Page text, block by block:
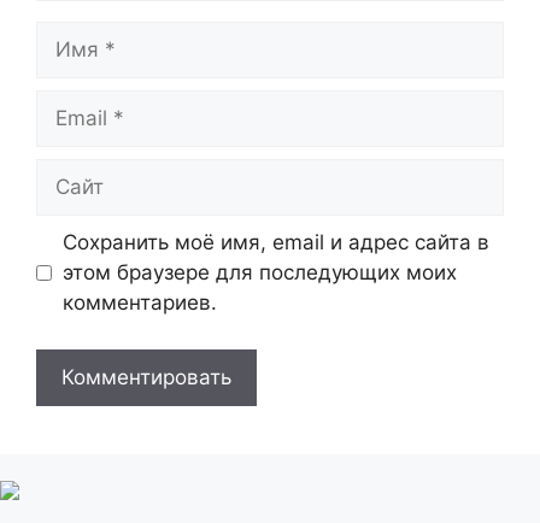
Имя
Email
Сайт
Сохранить моё имя, email и адрес сайта в
этом браузере для последующих моих
комментариев.